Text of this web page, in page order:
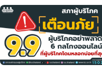
ผู้บริโภค